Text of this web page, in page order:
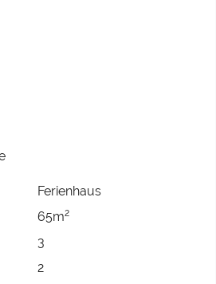
Ferienhaus
65m2
3
2